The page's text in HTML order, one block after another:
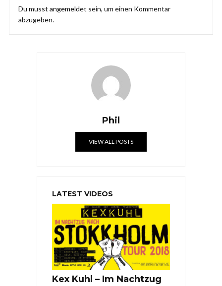
Du musst angemeldet sein, um einen Kommentar
abzugeben.
Phil
VIEW ALL POSTS
LATEST VIDEOS
Kex Kuhl – Im Nachtzug